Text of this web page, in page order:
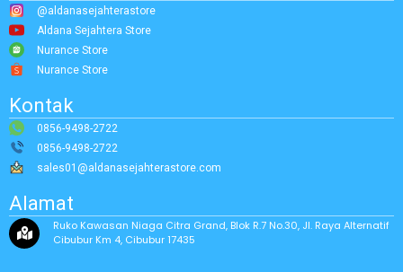
@aldanasejahterastore
Aldana Sejahtera Store
Nurance Store
Nurance Store
Kontak
0856-9498-2722
0856-9498-2722
sales01@aldanasejahterastore.com
Alamat
Ruko Kawasan Niaga Citra Grand, Blok R.7 No.30, Jl. Raya Alternatif
Cibubur Km 4, Cibubur 17435